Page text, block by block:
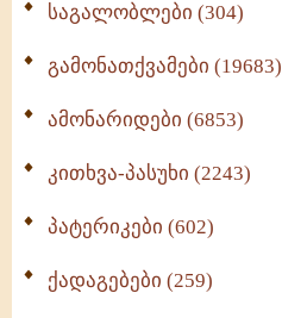
საგალობლები (304)
გამონათქვამები (19683)
ამონარიდები (6853)
კითხვა-პასუხი (2243)
პატერიკები (602)
ქადაგებები (259)